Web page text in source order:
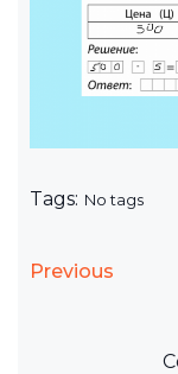
Tags: No tags
Previous